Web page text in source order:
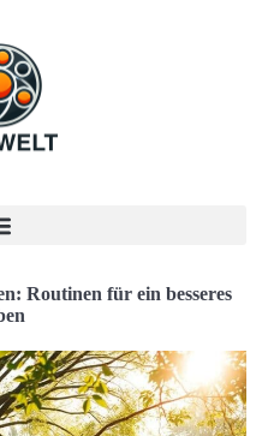
Routinen für ein besseres